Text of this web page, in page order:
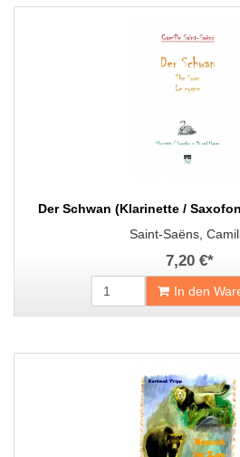
Der Schwan (Klarinette /
Saint-Saëns,
7,20 €*
In den